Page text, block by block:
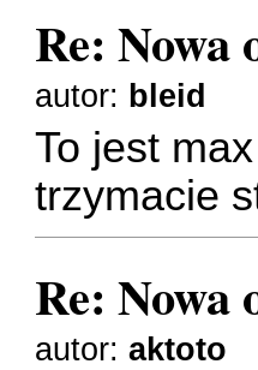
Re: Nowa
autor: bleid
To jest
trzymacie
Re: Nowa
autor:aktoto